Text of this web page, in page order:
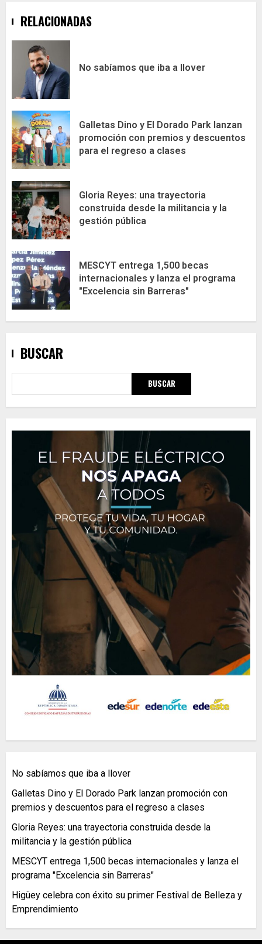
RELACIONADAS
No sabíamos que iba a llover
Galletas Dino y El Dorado Park lanzan
promoción con premios y descuentos
para el regreso a clases
Gloria Reyes: una trayectoria
construida desde la militancia y la
gestión pública
MESCYT entrega 1,500 becas
internacionales y lanza el programa
"Excelencia sin Barreras"
BUSCAR
BUSCAR
No sabíamos que iba a llover
Galletas Dino y El Dorado Park lanzan promoción con
premios y descuentos para el regreso a clases
Gloria Reyes: una trayectoria construida desde la
militancia y la gestión pública
MESCYT entrega 1,500 becas internacionales y lanza el
programa "Excelencia sin Barreras"
Higüey celebra con éxito su primer Festival de Belleza y
Emprendimiento